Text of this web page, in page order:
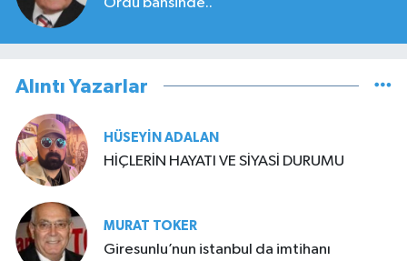
Ordu bahsinde..
Alıntı Yazarlar
HÜSEYIN ADALAN
HİÇLERİN HAYATI VE SİYASİ DURUMU
MURAT TOKER
Giresunlu’nun istanbul da imtihanı